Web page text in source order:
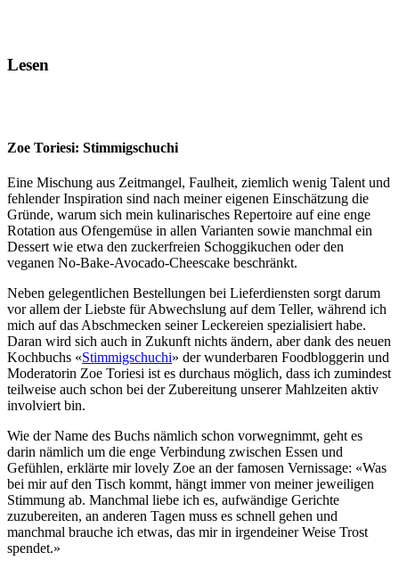
Lesen
Zoe Toriesi: Stimmigschuchi
Eine Mischung aus Zeitmangel, Faulheit, ziemlich wenig Talent und
fehlender Inspiration sind nach meiner eigenen Einschätzung die
Gründe, warum sich mein kulinarisches Repertoire auf eine enge
Rotation aus Ofengemüse in allen Varianten sowie manchmal ein
Dessert wie etwa den zuckerfreien Schoggikuchen oder den
veganen No-Bake-Avocado-Cheescake beschränkt.
Neben gelegentlichen Bestellungen bei Lieferdiensten sorgt darum
vor allem der Liebste für Abwechslung auf dem Teller, während ich
mich auf das Abschmecken seiner Leckereien spezialisiert habe.
Daran wird sich auch in Zukunft nichts ändern, aber dank des neuen
Kochbuchs «Stimmigschuchi» der wunderbaren Foodbloggerin und
Moderatorin Zoe Toriesi ist es durchaus möglich, dass ich zumindest
teilweise auch schon bei der Zubereitung unserer Mahlzeiten aktiv
involviert bin.
Wie der Name des Buchs nämlich schon vorwegnimmt, geht es
darin nämlich um die enge Verbindung zwischen Essen und
Gefühlen, erklärte mir lovely Zoe an der famosen Vernissage: «Was
bei mir auf den Tisch kommt, hängt immer von meiner jeweiligen
Stimmung ab. Manchmal liebe ich es, aufwändige Gerichte
zuzubereiten, an anderen Tagen muss es schnell gehen und
manchmal brauche ich etwas, das mir in irgendeiner Weise Trost
spendet.»